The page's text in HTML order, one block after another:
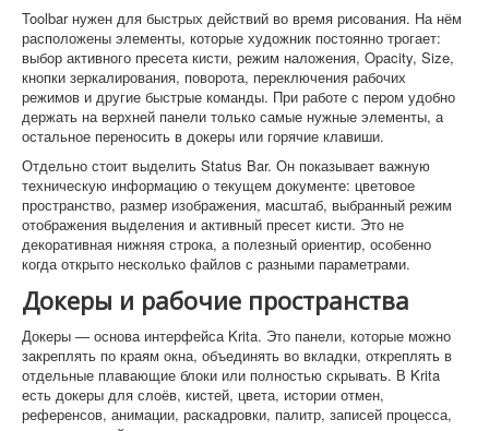
Toolbar нужен для быстрых действий во время рисования. На нём
расположены элементы, которые художник постоянно трогает:
выбор активного пресета кисти, режим наложения, Opacity, Size,
кнопки зеркалирования, поворота, переключения рабочих
режимов и другие быстрые команды. При работе с пером удобно
держать на верхней панели только самые нужные элементы, а
остальное переносить в докеры или горячие клавиши.
Отдельно стоит выделить Status Bar. Он показывает важную
техническую информацию о текущем документе: цветовое
пространство, размер изображения, масштаб, выбранный режим
отображения выделения и активный пресет кисти. Это не
декоративная нижняя строка, а полезный ориентир, особенно
когда открыто несколько файлов с разными параметрами.
Докеры и рабочие пространства
Докеры — основа интерфейса Krita. Это панели, которые можно
закреплять по краям окна, объединять во вкладки, откреплять в
отдельные плавающие блоки или полностью скрывать. В Krita
есть докеры для слоёв, кистей, цвета, истории отмен,
референсов, анимации, раскадровки, палитр, записей процесса,